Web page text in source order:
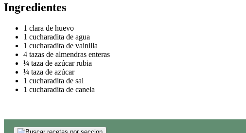
Ingredientes
1 clara de huevo
1 cucharadita de agua
1 cucharadita de vainilla
4 tazas de almendras enteras
¼ taza de azúcar rubia
¼ taza de azúcar
1 cucharadita de sal
1 cucharadita de canela